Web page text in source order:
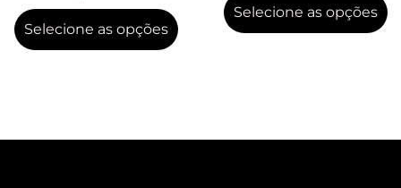
Selecione as opções
Selecione as opções